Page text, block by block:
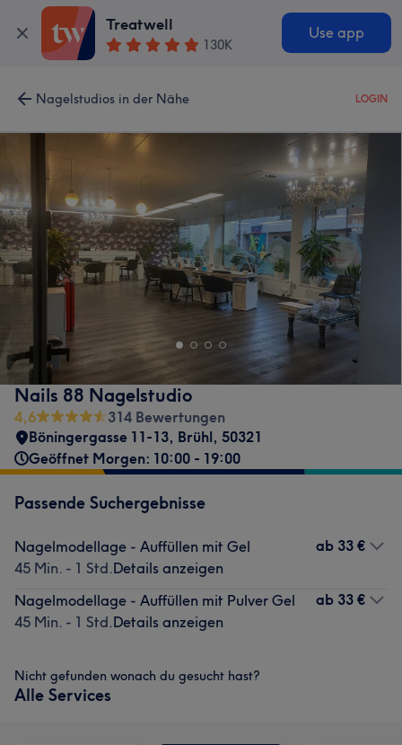
Treatwell
130K
Use app
Nagelstudios in der Nähe LOGIN
Nails 88 Nagelstudio
4,6
314 Bewertungen
Böningergasse 11-13, Brühl, 50321
Geöffnet Morgen: 10:00 - 19:00
Passende Suchergebnisse
Nagelmodellage - Auffüllen mit Gel
45 Min. - 1 Std.Details anzeigen
ab 33 €
Nagelmodellage - Auffüllen mit Pulver Gel
45 Min. - 1 Std.Details anzeigen
ab 33 €
Nicht gefunden wonach du gesucht hast?
Alle Services